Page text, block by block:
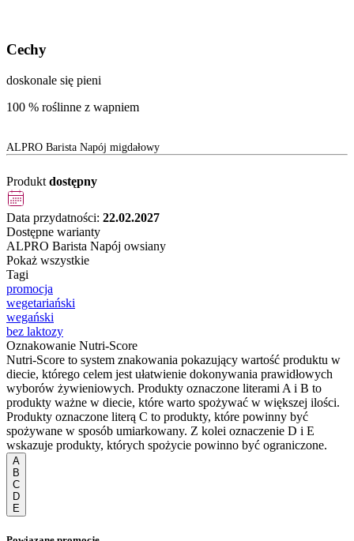
Cechy
doskonale się pieni
100 % roślinne z wapniem
ALPRO Barista Napój migdałowy
Produkt dostępny
Data przydatności: 22.02.2027
Dostępne warianty
ALPRO Barista Napój owsiany
Pokaż wszystkie
Tagi
promocja
wegetariański
wegański
bez laktozy
Oznakowanie Nutri-Score
Nutri-Score to system znakowania pokazujący wartość produktu w
diecie, którego celem jest ułatwienie dokonywania prawidłowych
wyborów żywieniowych. Produkty oznaczone literami A i B to
produkty ważne w diecie, które warto spożywać w większej ilości.
Produkty oznaczone literą C to produkty, które powinny być
spożywane w sposób umiarkowany. Z kolei oznaczenie D i E
wskazuje produkty, których spożycie powinno być ograniczone.
A
B
C
D
E